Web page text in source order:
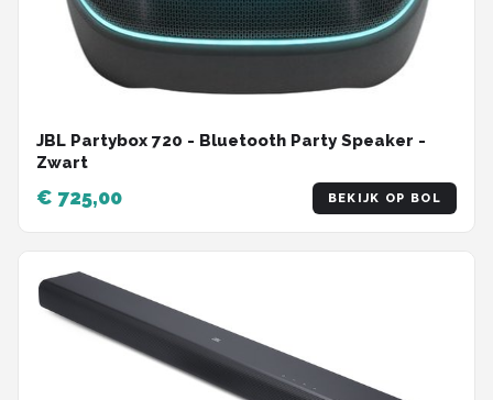
JBL Partybox 720 - Bluetooth Party Speaker -
Zwart
€ 725,00 BEKIJK OP BOL